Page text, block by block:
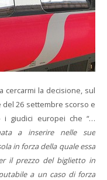
cercarmi la decisione, sul
del 26 settembre scorso e
i giudici europei che “…
a inserire nelle sue
in forza della quale essa
il prezzo del biglietto in
a un caso di forza